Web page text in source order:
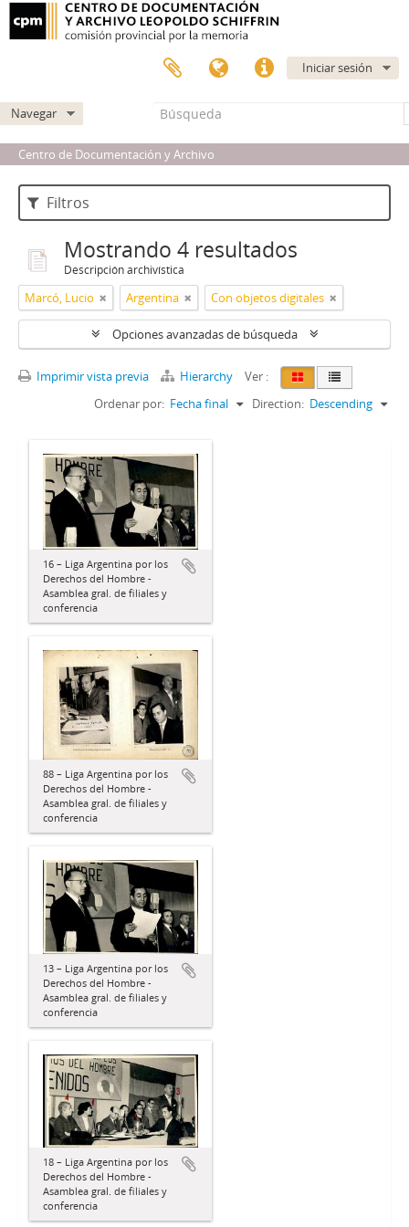
Iniciar sesión
Navegar
Centro de Documentación y Archivo
Filtros
Mostrando 4 resultados
Descripción archivística
Marcó, Lucio Argentina Con objetos digitales
Opciones avanzadas de búsqueda
Imprimir vista previa Hierarchy
Ver :
Ordenar por: Fecha final Direction: Descending
16 – Liga Argentina por los
Derechos del Hombre -
Asamblea gral. de filiales y
conferencia
88 – Liga Argentina por los
Derechos del Hombre -
Asamblea gral. de filiales y
conferencia
13 – Liga Argentina por los
Derechos del Hombre -
Asamblea gral. de filiales y
conferencia
18 – Liga Argentina por los
Derechos del Hombre -
Asamblea gral. de filiales y
conferencia